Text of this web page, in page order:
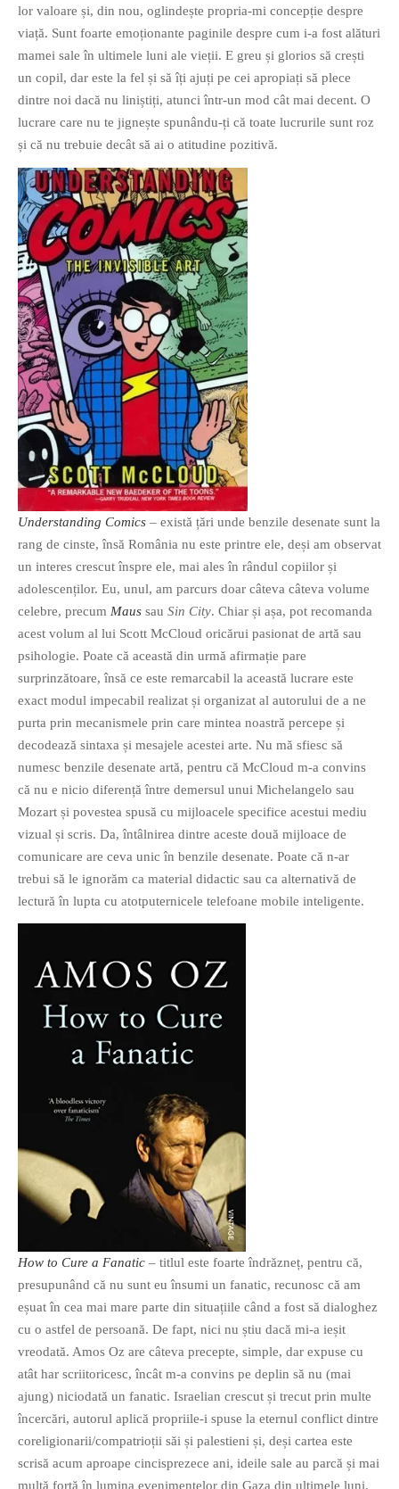
If you like movies, words and
mind games, then this is the
book for you. Take the
challenge of creating your
own acrostics and describing
famous movies by using the
very letters of their titles!
RASFOIESTE
PAGINI
Ce fac?
Clasicul „Despre mine…”
Contact
Descarca povestirea Floare
Albastra!
Download 101 Movie
Acrostics!
PRIETENI APROPIATI
Victor Sosea – Designer
PRIETENI DIN AFARA BRESLEI
GloryBox.ro
Vreau-schimbare.ro
PRIETENI DIN BREASLA
Filme-Carti.ro
lor valoare și, din nou, oglindește propria-mi concepție despre
viață. Sunt foarte emoționante paginile despre cum i-a fost alături
mamei sale în ultimele luni ale vieții. E greu și glorios să crești
un copil, dar este la fel și să îți ajuți pe cei apropiați să plece
dintre noi dacă nu liniștiți, atunci într-un mod cât mai decent. O
lucrare care nu te jignește spunându-ți că toate lucrurile sunt roz
și că nu trebuie decât să ai o atitudine pozitivă.
Understanding Comics – există țări unde benzile desenate sunt la
rang de cinste, însă România nu este printre ele, deși am observat
un interes crescut înspre ele, mai ales în rândul copiilor și
adolescenților. Eu, unul, am parcurs doar câteva câteva volume
celebre, precum Maus sau Sin City. Chiar și așa, pot recomanda
acest volum al lui Scott McCloud oricărui pasionat de artă sau
psihologie. Poate că această din urmă afirmație pare
surprinzătoare, însă ce este remarcabil la această lucrare este
exact modul impecabil realizat și organizat al autorului de a ne
purta prin mecanismele prin care mintea noastră percepe și
decodează sintaxa și mesajele acestei arte. Nu mă sfiesc să
numesc benzile desenate artă, pentru că McCloud m-a convins
că nu e nicio diferență între demersul unui Michelangelo sau
Mozart și povestea spusă cu mijloacele specifice acestui mediu
vizual și scris. Da, întâlnirea dintre aceste două mijloace de
comunicare are ceva unic în benzile desenate. Poate că n-ar
trebui să le ignorăm ca material didactic sau ca alternativă de
lectură în lupta cu atotputernicele telefoane mobile inteligente.
How to Cure a Fanatic – titlul este foarte îndrăzneț, pentru că,
presupunând că nu sunt eu însumi un fanatic, recunosc că am
eșuat în cea mai mare parte din situațiile când a fost să dialoghez
cu o astfel de persoană. De fapt, nici nu știu dacă mi-a ieșit
vreodată. Amos Oz are câteva precepte, simple, dar expuse cu
atât har scriitoricesc, încât m-a convins pe deplin să nu (mai
ajung) niciodată un fanatic. Israelian crescut și trecut prin multe
încercări, autorul aplică propriile-i spuse la eternul conflict dintre
coreligionarii/compatrioții săi și palestieni și, deși cartea este
scrisă acum aproape cincisprezece ani, ideile sale au parcă și mai
multă forță în lumina evenimentelor din Gaza din ultimele luni.